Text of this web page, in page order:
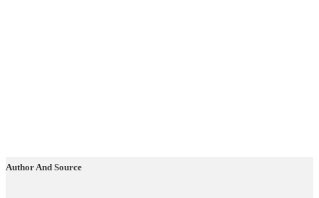
Author And Source